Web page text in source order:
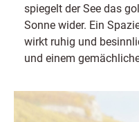
spiegelt der See das
Sonne wider. Ein
wirkt ruhig und
und einem